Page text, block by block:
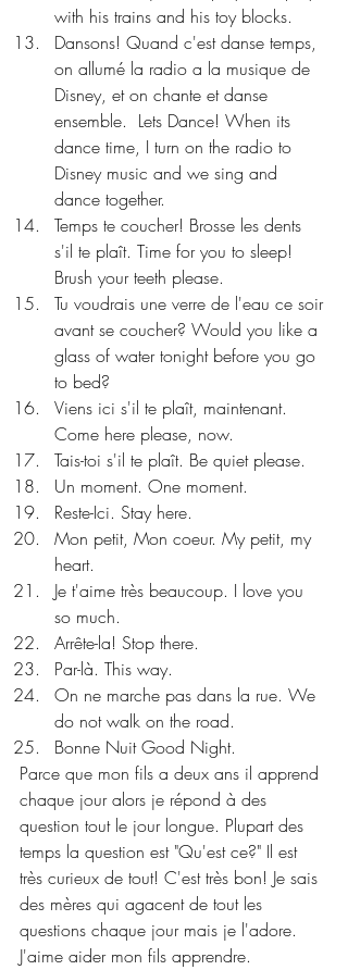
with his trains and his toy blocks.
Dansons! Quand c'est danse temps,
on allumé la radio a la musique de
Disney, et on chante et danse
ensemble.  Lets Dance! When its
dance time, I turn on the radio to
Disney music and we sing and
dance together.
Temps te coucher! Brosse les dents
s'il te plaît. Time for you to sleep!
Brush your teeth please.
Tu voudrais une verre de l'eau ce soir
avant se coucher? Would you like a
glass of water tonight before you go
to bed?
Viens ici s'il te plaît, maintenant.
Come here please, now.
Tais-toi s'il te plaît. Be quiet please.
Un moment. One moment.
Reste-Ici. Stay here.
Mon petit, Mon coeur. My petit, my
heart.
Je t'aime très beaucoup. I love you
so much.
Arrête-la! Stop there.
Par-là. This way.
On ne marche pas dans la rue. We
do not walk on the road.
Bonne Nuit Good Night.
Parce que mon fils a deux ans il apprend
chaque jour alors je répond à des
question tout le jour longue. Plupart des
temps la question est "Qu'est ce?" Il est
très curieux de tout! C'est très bon! Je sais
des mères qui agacent de tout les
questions chaque jour mais je l'adore.
J'aime aider mon fils apprendre.